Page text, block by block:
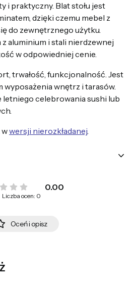
i praktyczny. Blat stołu jest
dzięki czemu mebel z
do zewnętrznego użytku.
aluminium i stali nierdzewnej
w odpowiedniej cenie.
trwałość, funkcjonalność. Jest
wnętrz i tarasów.
letniego celebrowania sushi lub
wersji nierozkładanej.
0.00
Liczba ocen: 0
Oceń i opisz